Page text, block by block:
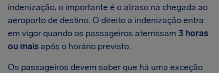
indenização, o importante é o atraso na chegada ao
aeroporto de destino. O direito a indenização entra
em vigor quando os passageiros aterrissam 3 horas
ou mais após o horário previsto.
Os passageiros devem saber que há uma exceção